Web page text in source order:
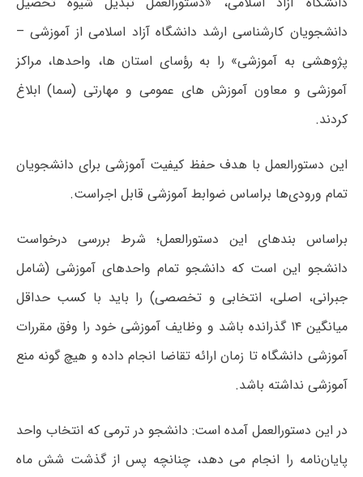
دانشجویان کارشناسی ارشد دانشگاه آزاد اسلامی از آموزشی –
پژوهشی به آموزشی» را به رؤسای استان ها، واحدها، مراکز
آموزشی و معاون آموزش های عمومی و مهارتی (سما) ابلاغ
کردند.
این دستورالعمل با هدف حفظ کیفیت آموزشی برای دانشجویان
تمام ورودی‌ها براساس ضوابط آموزشی قابل اجراست.
براساس بندهای این دستورالعمل؛ شرط بررسی درخواست
دانشجو این است که دانشجو تمام واحدهای آموزشی (شامل
جبرانی، اصلی، انتخابی و تخصصی) را باید با کسب حداقل
میانگین ۱۴ گذرانده باشد و وظایف آموزشی خود را وفق مقررات
آموزشی دانشگاه تا زمان ارائه تقاضا انجام داده و هیچ گونه منع
آموزشی نداشته باشد.
در این دستورالعمل آمده است: دانشجو در ترمی که انتخاب واحد
پایان‌نامه را انجام می دهد، چنانچه پس از گذشت شش ماه